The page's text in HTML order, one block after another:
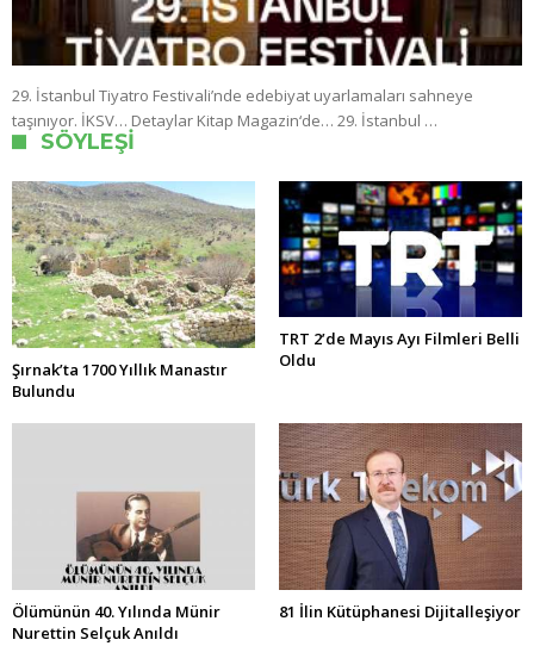
29. İstanbul Tiyatro Festivali’nde edebiyat uyarlamaları sahneye
taşınıyor. İKSV… Detaylar Kitap Magazin‘de… 29. İstanbul …
SÖYLEŞI
Şırnak’ta 1700 Yıllık Manastır
Bulundu
TRT 2’de Mayıs Ayı Filmleri Belli
Oldu
Ölümünün 40. Yılında Münir
Nurettin Selçuk Anıldı
81 İlin Kütüphanesi Dijitalleşiyor